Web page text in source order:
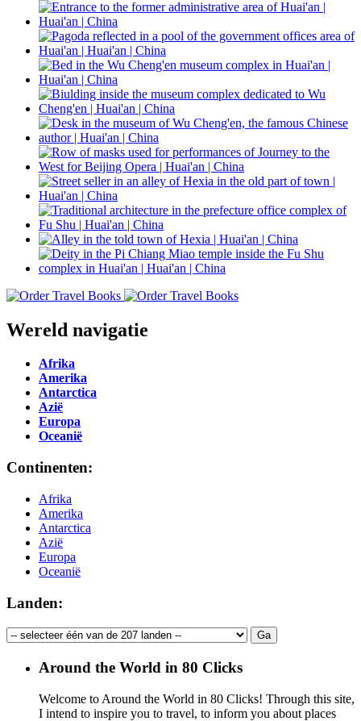
Wereld navigatie
Afrika
Amerika
Antarctica
Azië
Europa
Oceanië
Continenten:
Afrika
Amerika
Antarctica
Azië
Europa
Oceanië
Landen:
Around the World in 80 Clicks
Welcome to Around the World in 80 Clicks! Through this site,
I intend to inspire you to travel, to inform you about places